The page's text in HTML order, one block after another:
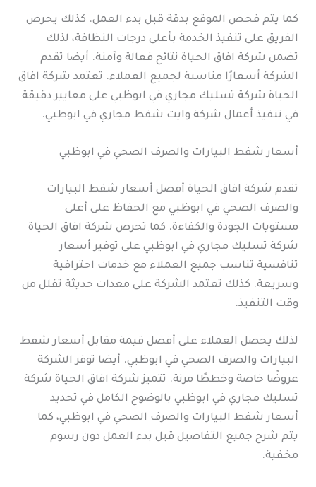
كما يتم فحص الموقع بدقة قبل بدء العمل. كذلك يحرص
الفريق على تنفيذ الخدمة بأعلى درجات النظافة، لذلك
تضمن شركة افاق الحياة نتائج فعالة وآمنة. أيضا تقدم
الشركة أسعارًا مناسبة لجميع العملاء. تعتمد شركة افاق
الحياة شركة تسليك مجاري في ابوظبي على معايير دقيقة
في تنفيذ أعمال شركة وايت شفط مجاري في ابوظبي.
أسعار شفط البيارات والصرف الصحي في ابوظبي
تقدم شركة افاق الحياة أفضل أسعار شفط البيارات
والصرف الصحي في ابوظبي مع الحفاظ على أعلى
مستويات الجودة والكفاءة. كما تحرص شركة افاق الحياة
شركة تسليك مجاري في ابوظبي على توفير أسعار
تنافسية تناسب جميع العملاء مع خدمات احترافية
وسريعة. كذلك تعتمد الشركة على معدات حديثة تقلل من
وقت التنفيذ.
لذلك يحصل العملاء على أفضل قيمة مقابل أسعار شفط
البيارات والصرف الصحي في ابوظبي. أيضا توفر الشركة
عروضًا خاصة وخططًا مرنة. تتميز شركة افاق الحياة شركة
تسليك مجاري في ابوظبي بالوضوح الكامل في تحديد
أسعار شفط البيارات والصرف الصحي في ابوظبي، كما
يتم شرح جميع التفاصيل قبل بدء العمل دون رسوم
مخفية.